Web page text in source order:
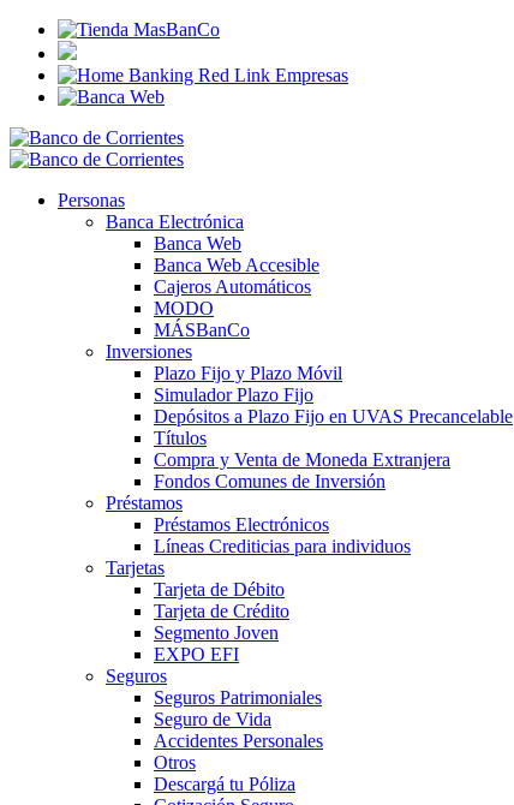
Personas
Banca Electrónica
Banca Web
Banca Web Accesible
Cajeros Automáticos
MODO
MÁSBanCo
Inversiones
Plazo Fijo y Plazo Móvil
Simulador Plazo Fijo
Depósitos a Plazo Fijo en UVAS Precancelable
Títulos
Compra y Venta de Moneda Extranjera
Fondos Comunes de Inversión
Préstamos
Préstamos Electrónicos
Líneas Crediticias para individuos
Tarjetas
Tarjeta de Débito
Tarjeta de Crédito
Segmento Joven
EXPO EFI
Seguros
Seguros Patrimoniales
Seguro de Vida
Accidentes Personales
Otros
Descargá tu Póliza